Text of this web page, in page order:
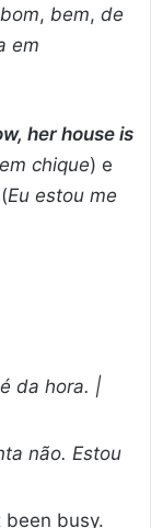
bom, bem, de
em
her house is
chique) e
Eu estou me
da hora. |
não. Estou
been busy.